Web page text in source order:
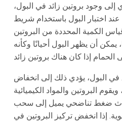
إلى وجود بروتين زائد في البول،
اختبار البول باستخدام شريط
الكمية المحددة من البروتين
أن يظهر البول أحيانًا وكأنه
في البول، يؤدي ذلك إلى انخفاض
البروتين والمواد الكيميائية
ضغط تناضحي يميل إلى سحب
إذا انخفض تركيز البروتين في